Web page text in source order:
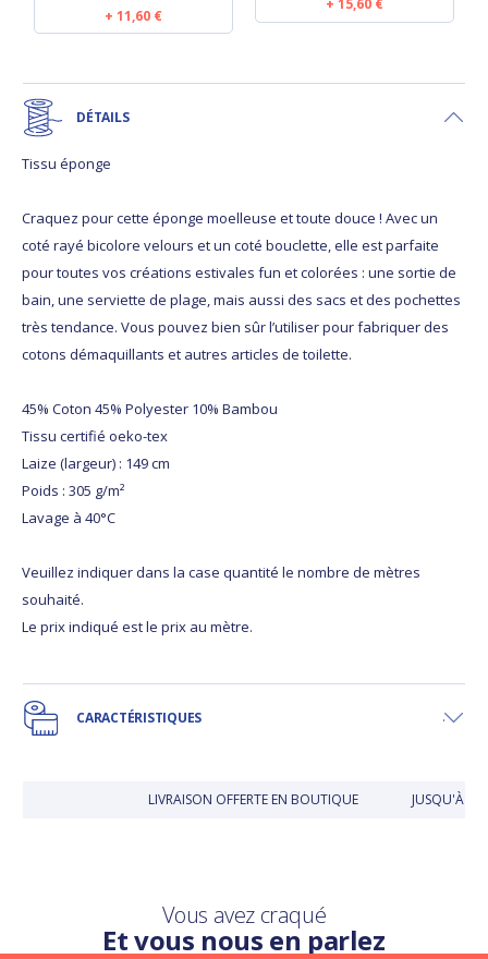
11,60 €
15,60 €
DÉTAILS
Tissu éponge
Craquez pour cette éponge moelleuse et toute douce ! Avec un
coté rayé bicolore velours et un coté bouclette, elle est parfaite
pour toutes vos créations estivales fun et colorées : une sortie de
bain, une serviette de plage, mais aussi des sacs et des pochettes
très tendance. Vous pouvez bien sûr l’utiliser pour fabriquer des
cotons démaquillants et autres articles de toilette.
45% Coton 45% Polyester 10% Bambou
Tissu certifié oeko-tex
Laize (largeur) : 149 cm
Poids : 305 g/m²
Lavage à 40°C
Veuillez indiquer dans la case quantité le nombre de mètres
souhaité.
Le prix indiqué est le prix au mètre.
CARACTÉRISTIQUES
LIVRAISON OFFERTE EN BOUTIQUE JUSQU'À
Vous avez craqué
Et vous nous en parlez